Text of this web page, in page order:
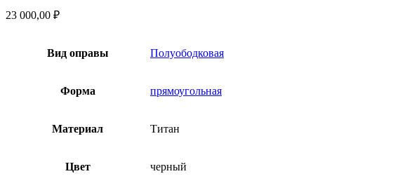
23 000,00 ₽
Вид оправы Полуободковая
Форма прямоугольная
Материал Титан
Цвет черный